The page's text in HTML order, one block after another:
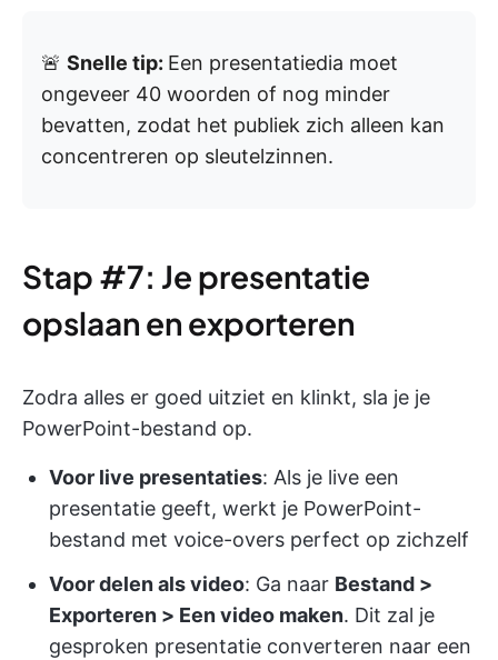
🚨 Snelle tip: Een presentatiedia moet
ongeveer 40 woorden of nog minder
bevatten, zodat het publiek zich alleen kan
concentreren op sleutelzinnen.
Stap #7: Je presentatie
opslaan en exporteren
Zodra alles er goed uitziet en klinkt, sla je je
PowerPoint-bestand op.
Voor live presentaties: Als je live een
presentatie geeft, werkt je PowerPoint-
bestand met voice-overs perfect op zichzelf
Voor delen als video: Ga naar Bestand >
Exporteren > Een video maken. Dit zal je
gesproken presentatie converteren naar een